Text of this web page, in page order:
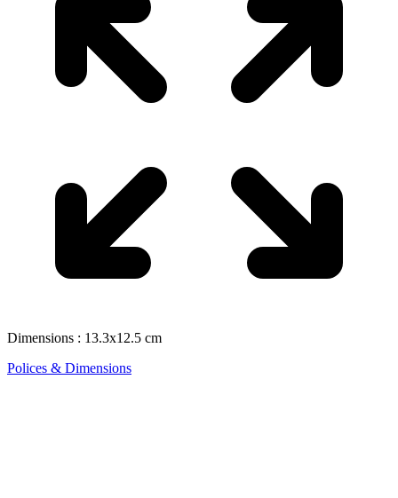
Dimensions : 13.3x12.5 cm
Polices & Dimensions